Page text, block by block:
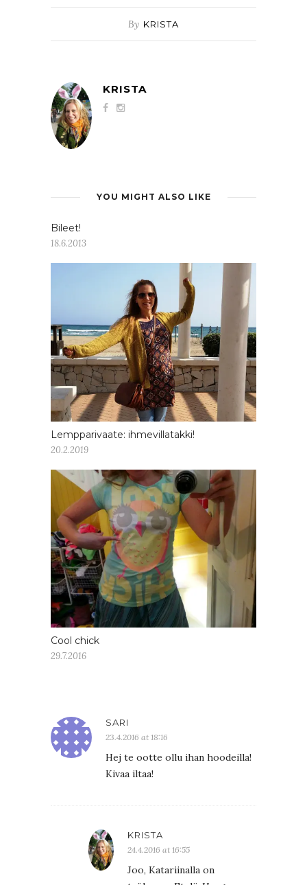
By KRISTA
KRISTA
YOU MIGHT ALSO LIKE
Bileet!
18.6.2013
Lempparivaate: ihmevillatakki!
20.2.2019
Cool chick
29.7.2016
SARI
23.4.2016 at 18:16
Hej te ootte ollu ihan hoodeilla!
Kivaa iltaa!
KRISTA
24.4.2016 at 16:55
Joo, Katariinalla on